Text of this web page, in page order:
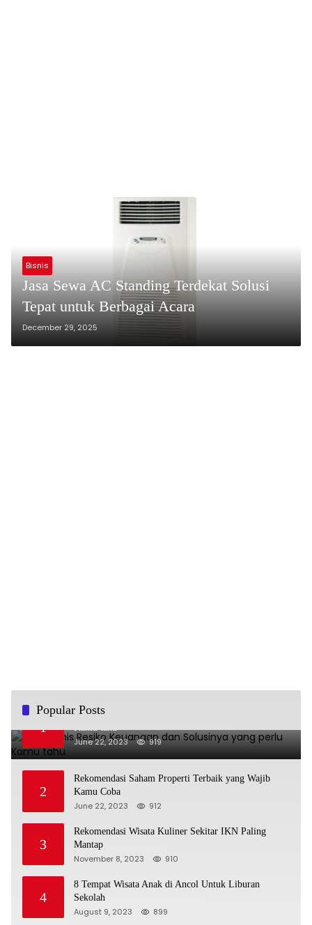
Bisnis
Jasa Sewa AC Standing Terdekat Solusi
Tepat untuk Berbagai Acara
December 29, 2025
Popular Posts
1
Jenis-jenis Resiko Keuangan dan Solusinya yang perlu
June 22, 2023 919
2
Rekomendasi Saham Properti Terbaik yang Wajib
Kamu Coba
June 22, 2023 912
3
Rekomendasi Wisata Kuliner Sekitar IKN Paling
Mantap
November 8, 2023 910
4
8 Tempat Wisata Anak di Ancol Untuk Liburan
Sekolah
August 9, 2023 899